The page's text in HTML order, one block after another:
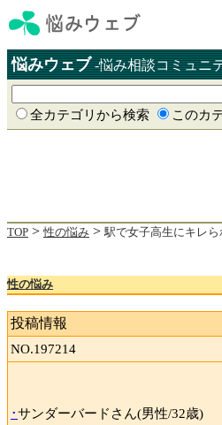
悩みウェブ -悩み相談コミュニ
全カテゴリから検索 このカ
TOP >性の悩み > 駅で女子高生にキレ
性の悩み
投稿情報
NO.197214
･サンダーバードさん(男性/32歳)